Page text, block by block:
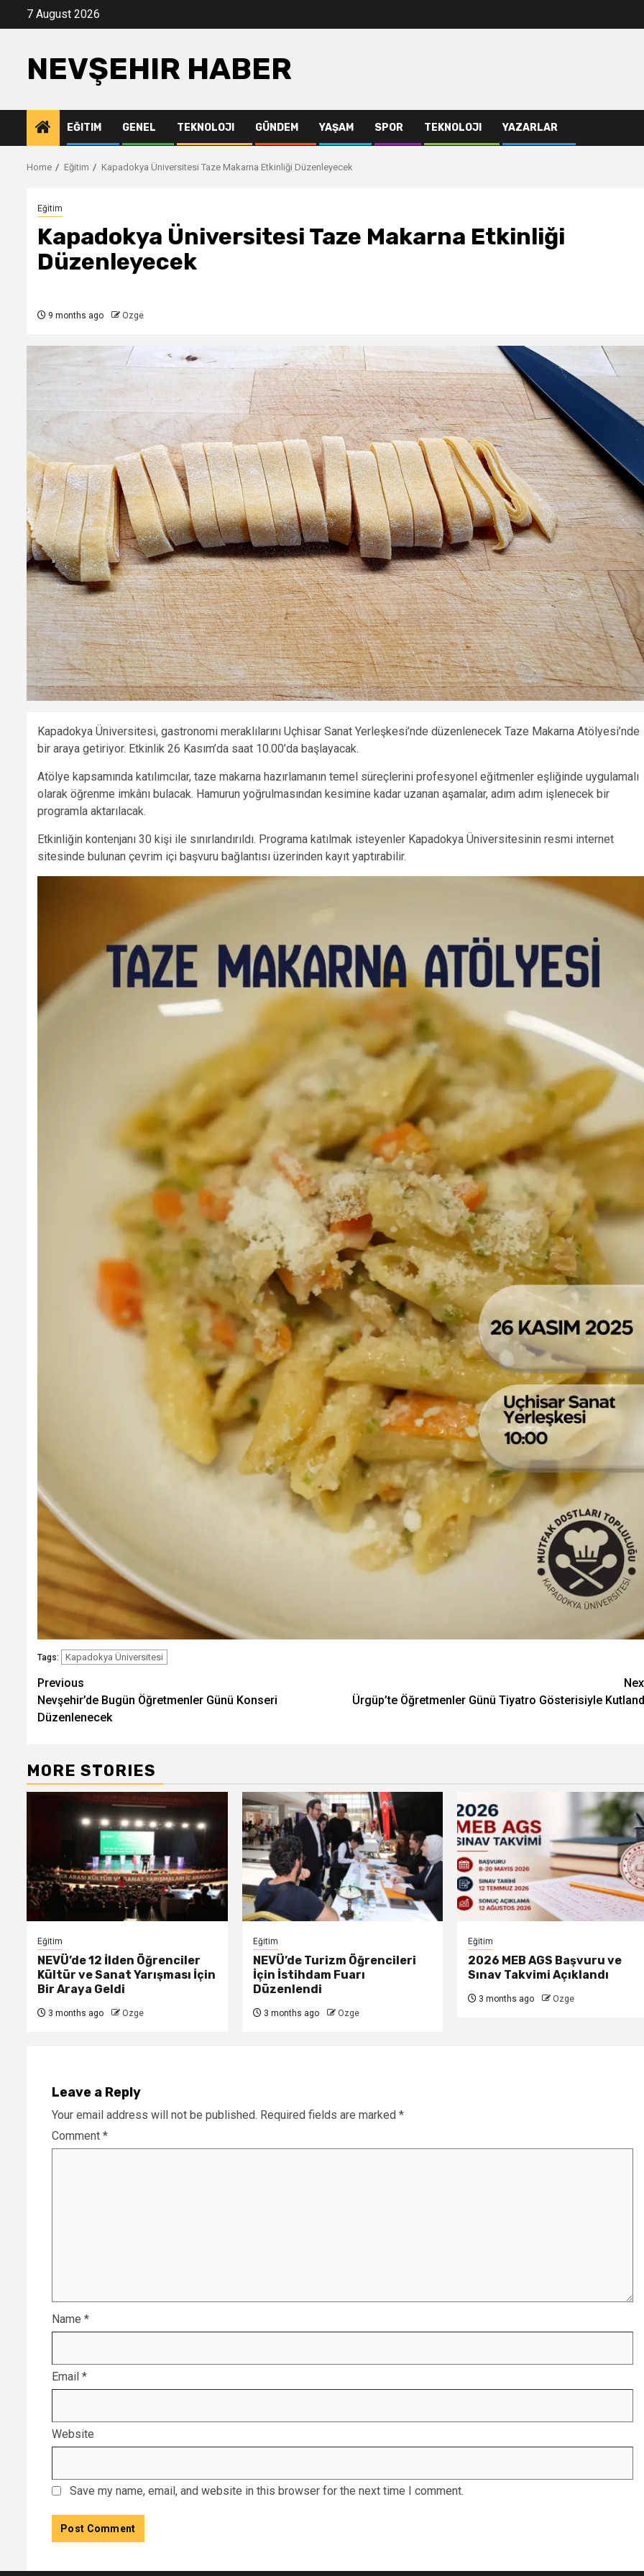
7 August 2026
NEVŞEHIR HABER
EĞITIM GENEL TEKNOLOJI GÜNDEM YAŞAM SPOR TEKNOLOJI YAZARLAR
Home Eğitim Kapadokya Üniversitesi Taze Makarna Etkinliği Düzenleyecek
Eğitim
Kapadokya Üniversitesi Taze Makarna Etkinliği
Düzenleyecek
9 months ago Ozge
Kapadokya Üniversitesi, gastronomi meraklılarını Uçhisar Sanat Yerleşkesi’nde düzenlenecek Taze Makarna Atölyesi’nde
bir araya getiriyor. Etkinlik 26 Kasım’da saat 10.00’da başlayacak.
Atölye kapsamında katılımcılar, taze makarna hazırlamanın temel süreçlerini profesyonel eğitmenler eşliğinde uygulamalı
olarak öğrenme imkânı bulacak. Hamurun yoğrulmasından kesimine kadar uzanan aşamalar, adım adım işlenecek bir
programla aktarılacak.
Etkinliğin kontenjanı 30 kişi ile sınırlandırıldı. Programa katılmak isteyenler Kapadokya Üniversitesinin resmi internet
sitesinde bulunan çevrim içi başvuru bağlantısı üzerinden kayıt yaptırabilir.
Tags: Kapadokya Üniversitesi
Post
navigation
Previous
Nevşehir’de Bugün Öğretmenler Günü Konseri
Düzenlenecek
Ürgüp’te Öğretmenler Günü Tiyatro Gösterisiyle
MORE STORIES
Eğitim
NEVÜ’de 12 İlden Öğrenciler
Kültür ve Sanat Yarışması İçin
Bir Araya Geldi
3 months ago Ozge
Eğitim
NEVÜ’de Turizm Öğrencileri
İçin İstihdam Fuarı
Düzenlendi
3 months ago Ozge
Eğitim
2026 MEB AGS Başvuru ve
Sınav Takvimi Açıklandı
3 months ago Ozge
Leave a Reply
Your email address will not be published. Required fields are marked *
Comment *
Name *
Email *
Website
Save my name, email, and website in this browser for the next time I comment.